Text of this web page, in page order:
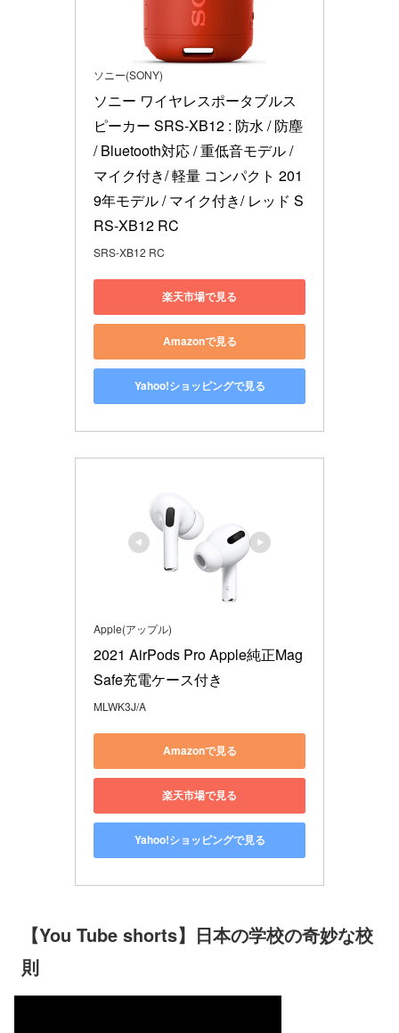
ソニー(SONY)
ソニー ワイヤレスポータブルス
ピーカー SRS-XB12 : 防水 / 防塵
/ Bluetooth対応 / 重低音モデル /
マイク付き/ 軽量 コンパクト 201
9年モデル / マイク付き/ レッド S
RS-XB12 RC
SRS-XB12 RC
楽天市場で見る
Amazonで見る
Yahoo!ショッピングで見る
Apple(アップル)
2021 AirPods Pro Apple純正Mag
Safe充電ケース付き
MLWK3J/A
Amazonで見る
楽天市場で見る
Yahoo!ショッピングで見る
【You Tube shorts】日本の学校の奇妙な校
則